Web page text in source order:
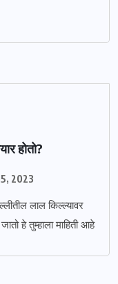
होतो?
2023
लाल किल्ल्यावर
हे तुम्हाला माहिती आहे